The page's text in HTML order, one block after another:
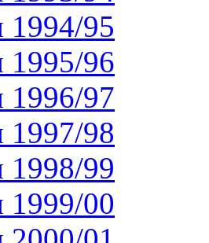
1994/95
1995/96
1996/97
1997/98
1998/99
1999/00